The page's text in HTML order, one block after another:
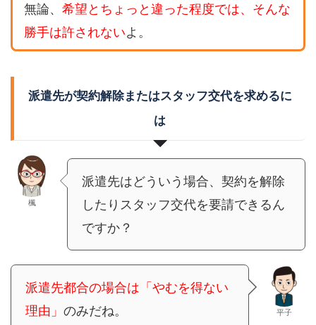
無論、 希望とちょっと違った程度では、そんな
勝手は許されないよ。
派遣先が契約解除またはスタッフ交代を求めるに
は
楓
派遣先はどういう場合、契約を解除
したりスタッフ交代を要請できるん
ですか？
派遣先都合の場合は「やむを得ない
理由」 のみだね。
平子